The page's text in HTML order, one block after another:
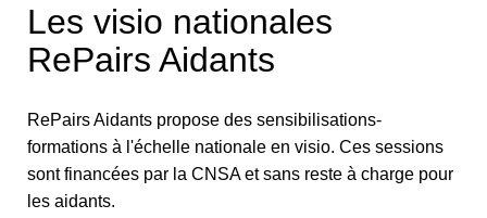
Les visio nationales
RePairs Aidants
RePairs Aidants propose des sensibilisations-
formations à l'échelle nationale en visio. Ces sessions
sont financées par la CNSA et sans reste à charge pour
les aidants.